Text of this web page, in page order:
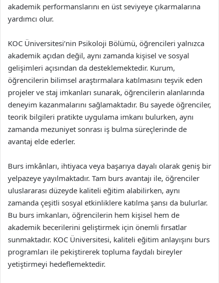
akademik performanslarını en üst seviyeye çıkarmalarına
yardımcı olur.
KOC Üniversitesi’nin Psikoloji Bölümü, öğrencileri yalnızca
akademik açıdan değil, aynı zamanda kişisel ve sosyal
gelişimleri açısından da desteklemektedir. Kurum,
öğrencilerin bilimsel araştırmalara katılmasını teşvik eden
projeler ve staj imkanları sunarak, öğrencilerin alanlarında
deneyim kazanmalarını sağlamaktadır. Bu sayede öğrenciler,
teorik bilgileri pratikte uygulama imkanı bulurken, aynı
zamanda mezuniyet sonrası iş bulma süreçlerinde de
avantaj elde ederler.
Burs imkânları, ihtiyaca veya başarıya dayalı olarak geniş bir
yelpazeye yayılmaktadır. Tam burs avantajı ile, öğrenciler
uluslararası düzeyde kaliteli eğitim alabilirken, aynı
zamanda çeşitli sosyal etkinliklere katılma şansı da bulurlar.
Bu burs imkanları, öğrencilerin hem kişisel hem de
akademik becerilerini geliştirmek için önemli fırsatlar
sunmaktadır. KOC Üniversitesi, kaliteli eğitim anlayışını burs
programları ile pekiştirerek topluma faydalı bireyler
yetiştirmeyi hedeflemektedir.